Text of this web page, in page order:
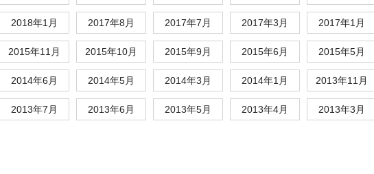
2018年1月 2017年8月 2017年7月 2017年3月 2017年1月
2015年11月 2015年10月 2015年9月 2015年6月 2015年5月
2014年6月 2014年5月 2014年3月 2014年1月 2013年11月
2013年7月 2013年6月 2013年5月 2013年4月 2013年3月